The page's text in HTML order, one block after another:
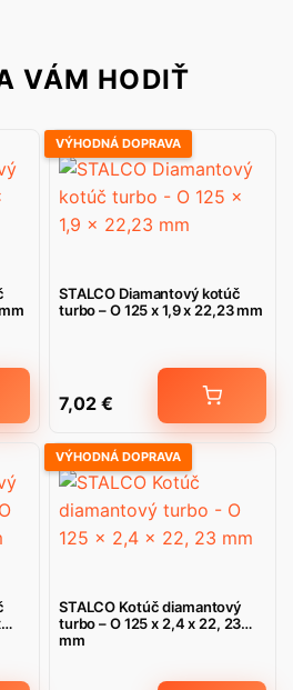
VÁM HODIŤ
VÝHODNÁ DOPRAVA
STALCO Diamantový kotúč
turbo – O 125 x 1,9 x 22,23 mm
7,02 €
VÝHODNÁ DOPRAVA
STALCO Kotúč diamantový
turbo – O 125 x 2,4 x 22, 23
mm